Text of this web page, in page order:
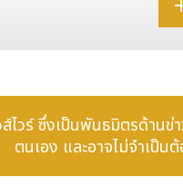
สอบถามยอดคงเหลือของสิ
ริการ และการสร้างประสบก
เครื่องมือ AI ของ
เพื่อสนับสนุนการสร้างข้อ
วร์ ซึ่งเป็นพันธมิตรด้าน
ตนเอง และอาจไม่จำเป็